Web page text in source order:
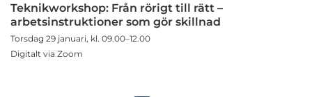
Teknikworkshop: Från rörigt till rätt –
arbetsinstruktioner som gör skillnad
Torsdag 29 januari, kl. 09.00–12.00
Digitalt via Zoom